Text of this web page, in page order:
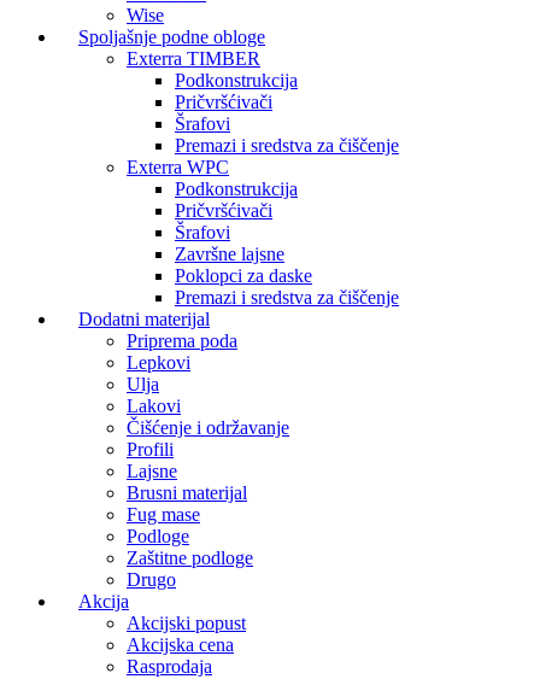
Wise
Spoljašnje podne obloge
Exterra TIMBER
Podkonstrukcija
Pričvršćivači
Šrafovi
Premazi i sredstva za čiščenje
Exterra WPC
Podkonstrukcija
Pričvršćivači
Šrafovi
Završne lajsne
Poklopci za daske
Premazi i sredstva za čiščenje
Dodatni materijal
Priprema poda
Lepkovi
Ulja
Lakovi
Čišćenje i održavanje
Profili
Lajsne
Brusni materijal
Fug mase
Podloge
Zaštitne podloge
Drugo
Akcija
Akcijski popust
Akcijska cena
Rasprodaja